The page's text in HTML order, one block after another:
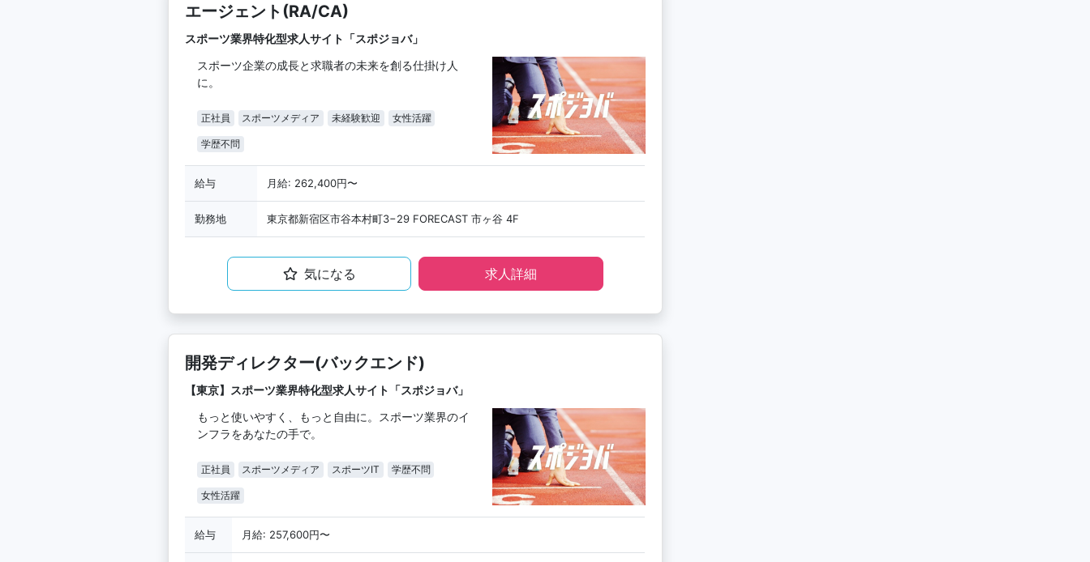
エージェント(RA/CA)
スポーツ業界特化型求人サイト「スポジョバ」
スポーツ企業の成長と求職者の未来を創る仕掛け人
に。
正社員 スポーツメディア 未経験歓迎 女性活躍
学歴不問
給与 月給: 262,400円〜
勤務地 東京都新宿区市谷本村町3−29 FORECAST 市ヶ谷 4F
気になる 求人詳細
開発ディレクター(バックエンド)
【東京】スポーツ業界特化型求人サイト「スポジョバ」
もっと使いやすく、もっと自由に。スポーツ業界のイ
ンフラをあなたの手で。
正社員 スポーツメディア スポーツIT 学歴不問
女性活躍
給与 月給: 257,600円〜